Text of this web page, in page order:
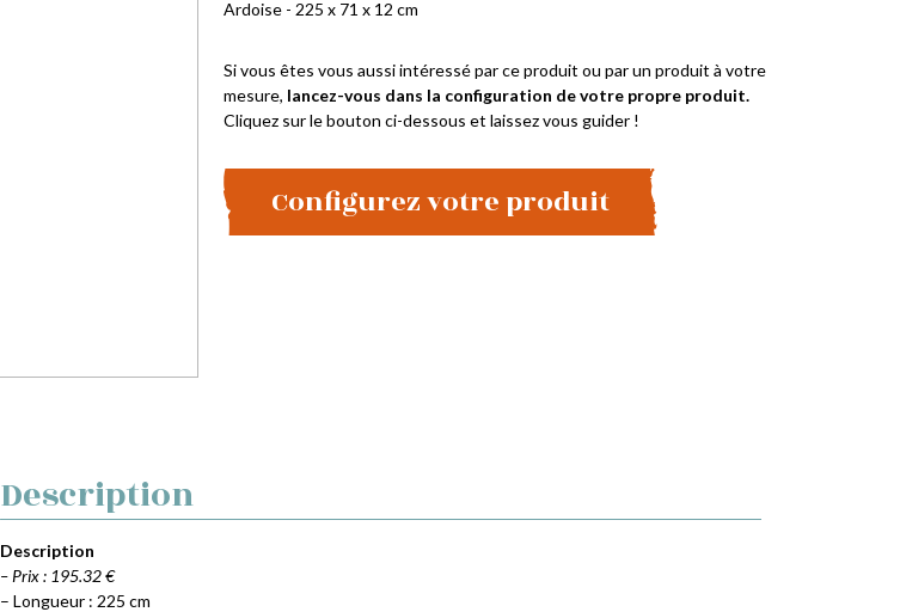
Ardoise - 225 x 71 x 12 cm
Si vous êtes vous aussi intéressé par ce produit ou par un produit à votre
mesure, lancez-vous dans la configuration de votre propre produit.
Cliquez sur le bouton ci-dessous et laissez vous guider !
Configurez votre produit
Description
Description
– Prix : 195.32 €
– Longueur : 225 cm